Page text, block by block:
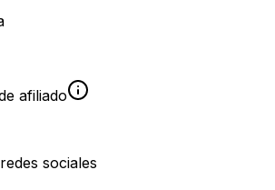
afiliado
sociales